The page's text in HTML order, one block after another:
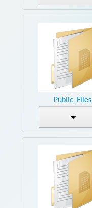
Public_Files